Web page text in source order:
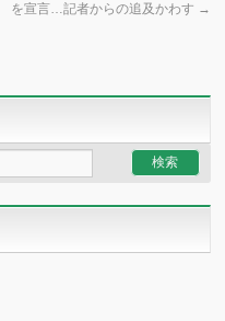
を宣言…記者からの追及かわす →